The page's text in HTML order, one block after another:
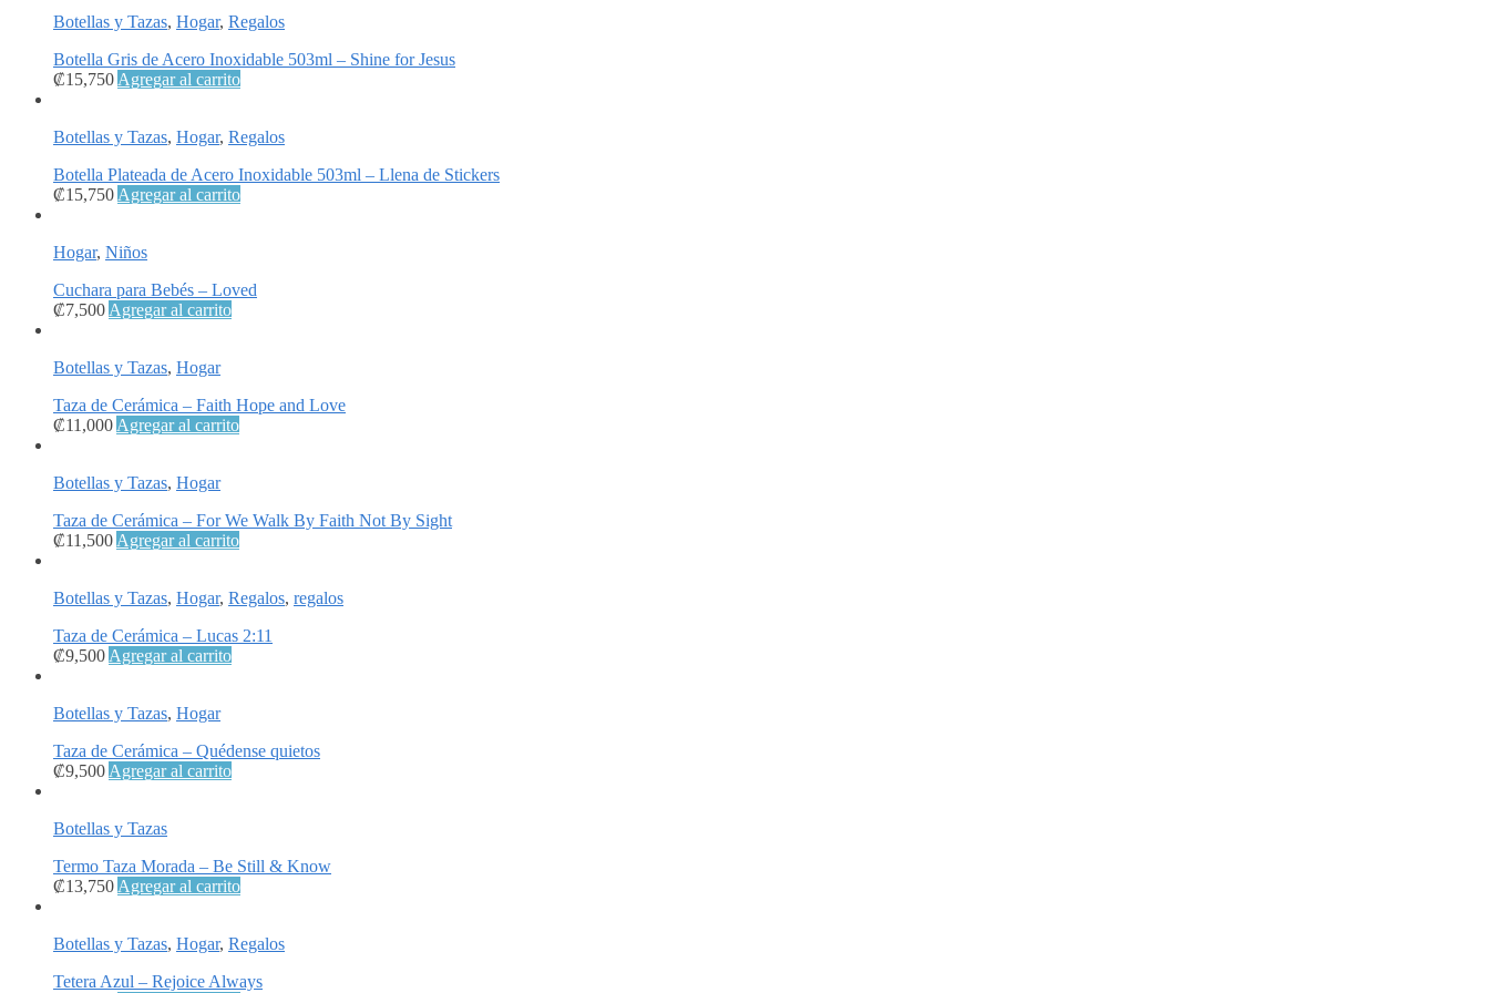
Botellas y Tazas, Hogar, Regalos
Botella Gris de Acero Inoxidable 503ml – Shine for Jesus
₡15,750 Agregar al carrito
Botellas y Tazas, Hogar, Regalos
Botella Plateada de Acero Inoxidable 503ml – Llena de Stickers
₡15,750 Agregar al carrito
Hogar, Niños
Cuchara para Bebés – Loved
₡7,500 Agregar al carrito
Botellas y Tazas, Hogar
Taza de Cerámica – Faith Hope and Love
₡11,000 Agregar al carrito
Botellas y Tazas, Hogar
Taza de Cerámica – For We Walk By Faith Not By Sight
₡11,500 Agregar al carrito
Botellas y Tazas, Hogar, Regalos, regalos
Taza de Cerámica – Lucas 2:11
₡9,500 Agregar al carrito
Botellas y Tazas, Hogar
Taza de Cerámica – Quédense quietos
₡9,500 Agregar al carrito
Botellas y Tazas
Termo Taza Morada – Be Still & Know
₡13,750 Agregar al carrito
Botellas y Tazas, Hogar, Regalos
Tetera Azul – Rejoice Always